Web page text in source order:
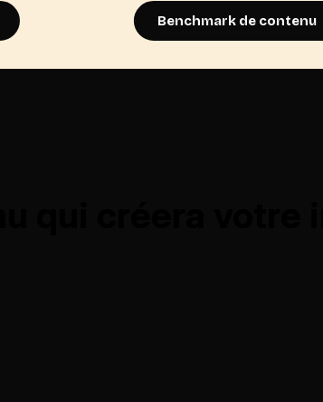
Benchmark de contenu